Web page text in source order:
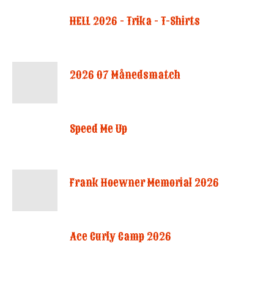
HELL 2026 - Trika - T-Shirts
2026 07 Månedsmatch
Speed Me Up
Frank Hoewner Memorial 2026
Ace Curly Camp 2026